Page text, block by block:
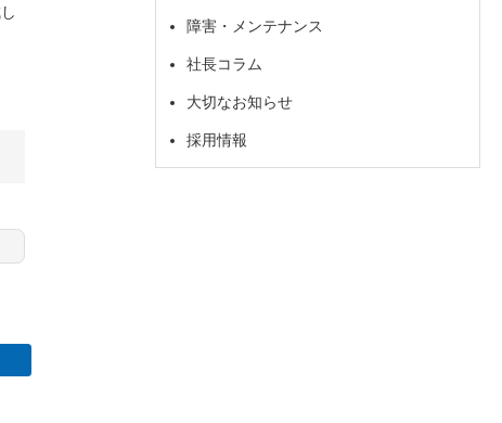
障害・メンテナンス
社長コラム
大切なお知らせ
採用情報